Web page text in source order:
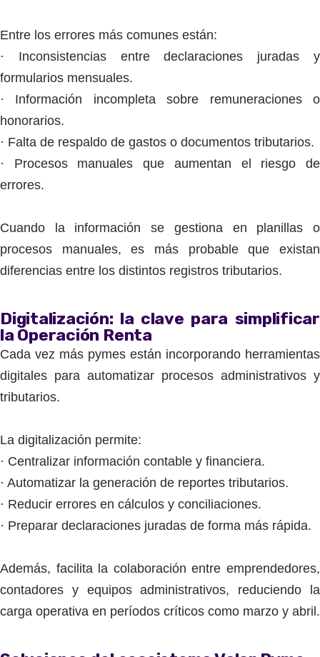
Entre los errores más comunes están:
· Inconsistencias entre declaraciones juradas y
formularios mensuales.
· Información incompleta sobre remuneraciones o
honorarios.
· Falta de respaldo de gastos o documentos tributarios.
· Procesos manuales que aumentan el riesgo de
errores.
Cuando la información se gestiona en planillas o
procesos manuales, es más probable que existan
diferencias entre los distintos registros tributarios.
Digitalización: la clave para simplificar
la Operación Renta
Cada vez más pymes están incorporando herramientas
digitales para automatizar procesos administrativos y
tributarios.
La digitalización permite:
· Centralizar información contable y financiera.
· Automatizar la generación de reportes tributarios.
· Reducir errores en cálculos y conciliaciones.
· Preparar declaraciones juradas de forma más rápida.
Además, facilita la colaboración entre emprendedores,
contadores y equipos administrativos, reduciendo la
carga operativa en períodos críticos como marzo y abril.